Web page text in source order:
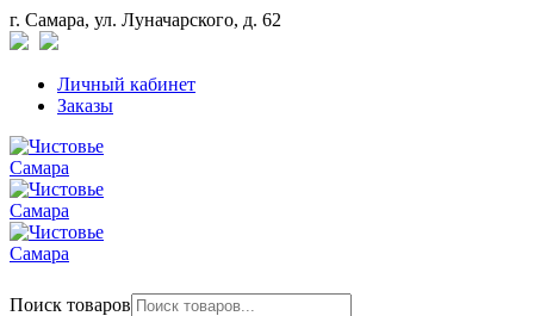
г. Самара, ул. Луначарского, д. 62
Личный кабинет
Заказы
Поиск товаров